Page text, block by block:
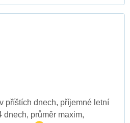
příštích dnech, příjemné letní
dnech, průměr maxim,